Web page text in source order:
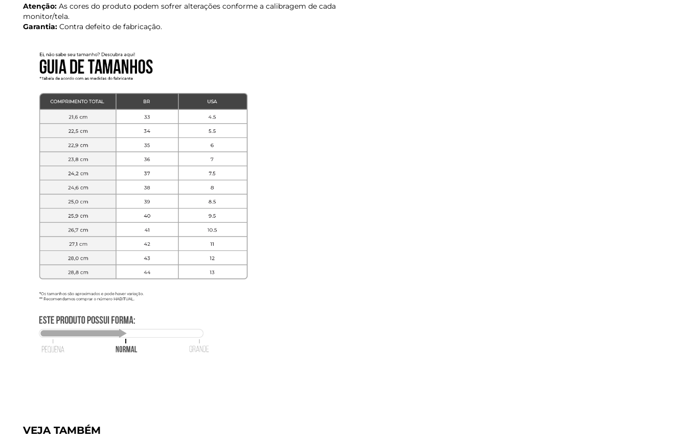
Atenção: As cores do produto podem sofrer alterações conforme a calibragem de cada
monitor/tela.
Garantia: Contra defeito de fabricação.
VEJA TAMBÉM